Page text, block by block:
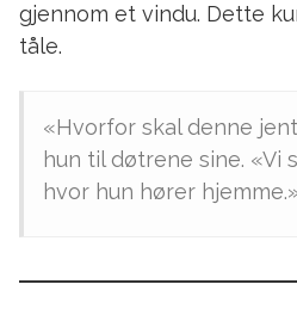
gjennom et vindu. Dette
tåle.
«Hvorfor skal denne
hun til døtrene sine. «Vi
hvor hun hører